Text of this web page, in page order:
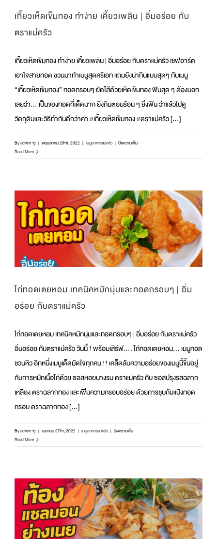
เกี๊ยวเห็ดเข็มทอง ทำง่าย เคี้ยวเพลิน | อิ่มอร่อย กับ
ตราแม่ครัว
เกี๊ยวเห็ดเข็มทอง ทำง่าย เคี้ยวเพลิน | อิ่มอร่อย กับตราแม่ครัว เชฟอาร์ต
เอาใจสายทอด ชวนมาทำเมนูสุดครีเอท แถมยังน่ากินแบบสุดๆ กับเมนู
“เกี๊ยวเห็ดเข็มทอง” ทอดกรอบๆ ยัดไส้ด้วยเห็ดเข็มทอง ฟินสุด ๆ ต้องบอก
เลยว่า… เป็นของทอดที่เด็ดมาก ยิ่งกินตอนร้อน ๆ ยิ่งฟิน ว่าแล้วไปดู
วัตถุดิบและวิธีทำกันดีกว่าค่า #เกี๊ยวเห็ดเข็มทอง #ตราแม่ครัว [...]
Byadmin fg | พฤษภาคม 25th, 2022 | เมนูอาหารแม่ครัว | ปิดความเห็นบน
เห็ด
ง่าย
เคี้ยว
เพลิน
|
อิ่ม
อร่อย
กับ
ตรา
แม่
Read More
ไก่ทอดเตยหอม เทคนิคหมักนุ่มและทอดกรอบๆ | อิ่ม
อร่อย กับตราแม่ครัว
ไก่ทอดเตยหอม เทคนิคหมักนุ่มและทอดกรอบๆ | อิ่มอร่อย กับตราแม่ครัว
อิ่มอร่อย กับตราแม่ครัว วันนี้ ! พร้อมเสิร์ฟ.... ไก่ทอดเตยหอม... เมนูทอด
ชวนหิว อีกหนึ่งเมนูเด็ดมัดใจทุกคน !! เคล็ดลับความอร่อยของเมนูนี้ขึ้นอยู่
กับการหมักเนื้อไก่ด้วย ซอสหอยนางรม ตราแม่ครัว กับ ซอสปรุงรสฉลาก
เหลือง ตราฉลากทอง และเพิ่มความกรอบอร่อย ด้วยการชุบกับแป้งทอด
กรอบ ตราฉลากทอง [...]
Byadmin fg | เมษายน 27th, 2022 | เมนูอาหารแม่ครัว | ปิดความเห็นบน
ทอด
หมัก
นุ่ม
และ
ทอด
กร
อบๆ
|
Read More